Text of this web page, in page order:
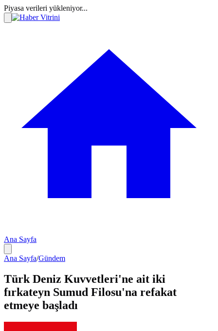
Piyasa verileri yükleniyor...
Ana Sayfa
Ana Sayfa/Gündem
Türk Deniz Kuvvetleri'ne ait iki
fırkateyn Sumud Filosu'na refakat
etmeye başladı